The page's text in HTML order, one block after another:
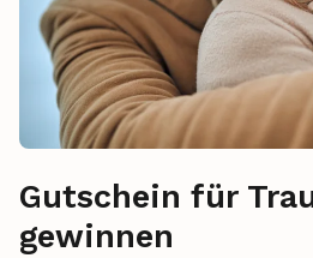
Gutschein für
gewinnen